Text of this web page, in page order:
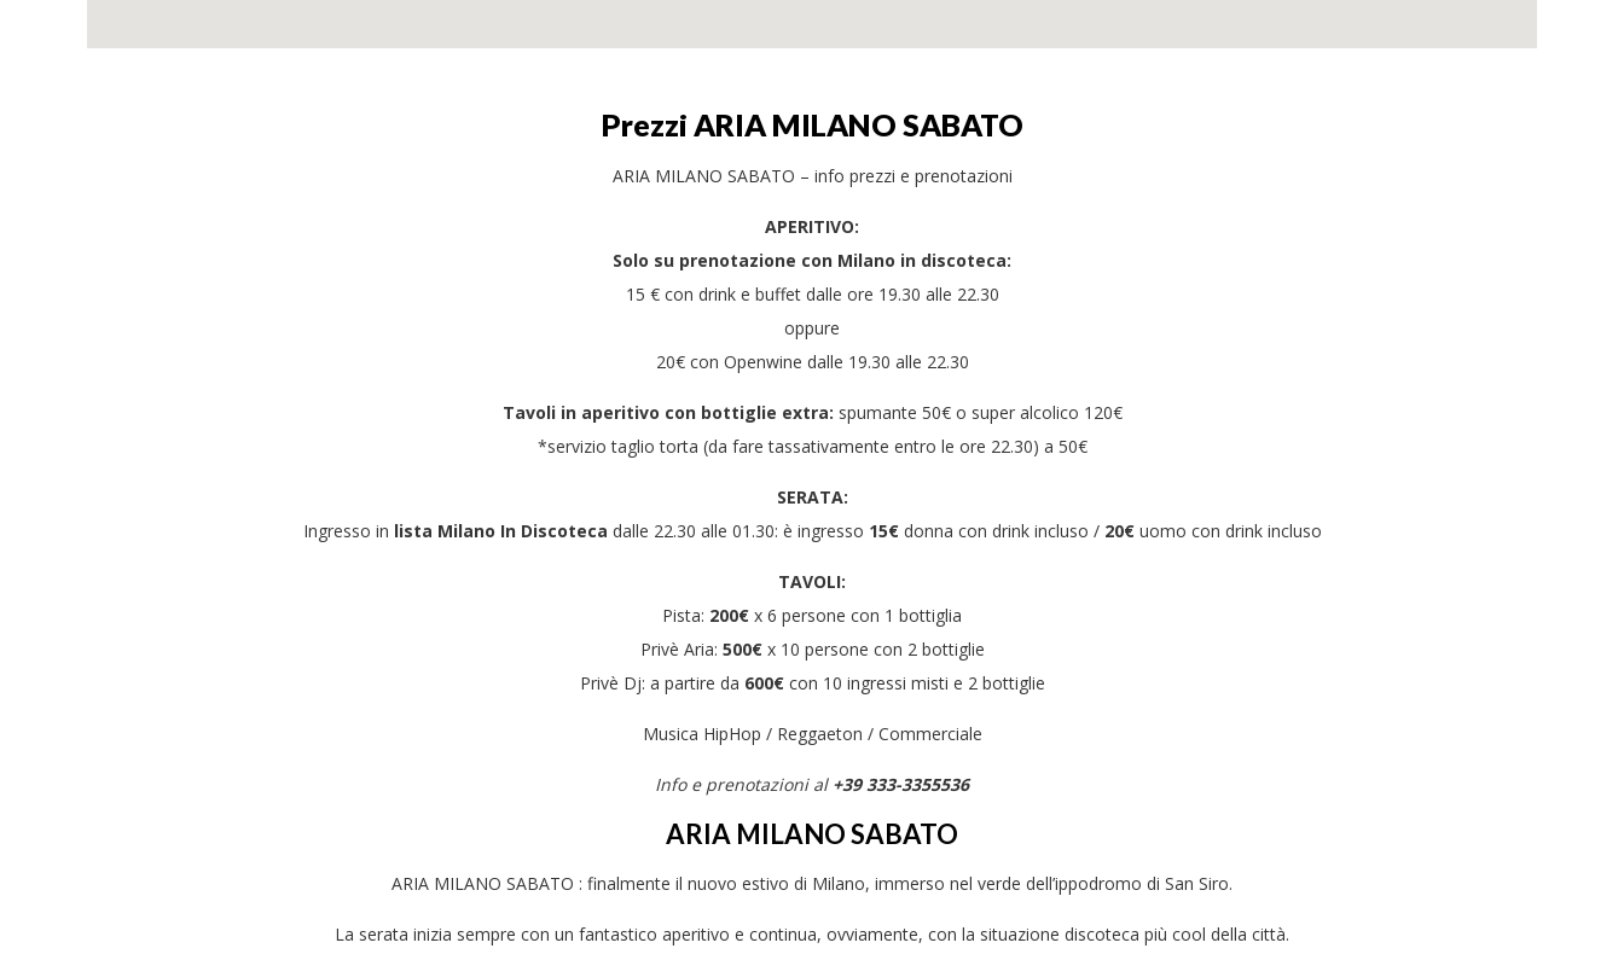
Prezzi ARIA MILANO SABATO
ARIA MILANO SABATO – info prezzi e prenotazioni
APERITIVO:
Solo su prenotazione con Milano in discoteca:
15 € con drink e buffet dalle ore 19.30 alle 22.30
oppure
20€ con Openwine dalle 19.30 alle 22.30
Tavoli in aperitivo con bottiglie extra: spumante 50€ o super alcolico 120€
*servizio taglio torta (da fare tassativamente entro le ore 22.30) a 50€
SERATA:
Ingresso in lista Milano In Discoteca dalle 22.30 alle 01.30: è ingresso 15€donna con drink incluso / 20€ uomo con drink incluso
TAVOLI:
Pista: 200€ x 6 persone con 1 bottiglia
Privè Aria: 500€x 10 persone con 2 bottiglie
Privè Dj: a partire da 600€ con 10 ingressi misti e 2 bottiglie
Musica HipHop / Reggaeton / Commerciale
Info e prenotazioni al +39 333-3355536
ARIA MILANO SABATO
ARIA MILANO SABATO : finalmente il nuovo estivo di Milano, immerso nel verde dell’ippodromo di San Siro.
La serata inizia sempre con un fantastico aperitivo e continua, ovviamente, con la situazione discoteca più cool della città.